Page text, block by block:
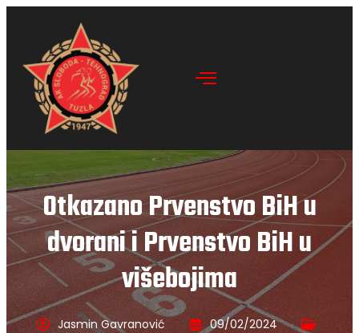
Otkazano Prvenstvo BiH u
dvorani i Prvenstvo BiH u
višebojima
Jasmin Gavranović
09/02/2024